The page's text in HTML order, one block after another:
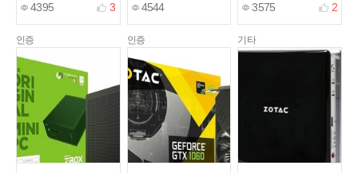
4395 3 4544 3575 2
인증 인증 기타